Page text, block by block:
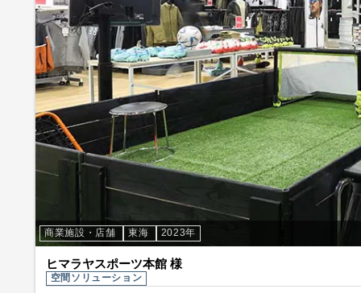
商業施設・店舗 東海 2023年
ヒマラヤスポーツ本館 様
空間ソリューション